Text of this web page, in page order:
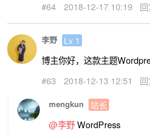
#64 2018-12-17 10:19
李野 Lv 1
博主你好，这款主题
#63 2018-12-13 12:51
mengkun 站长
@李野 WordPress